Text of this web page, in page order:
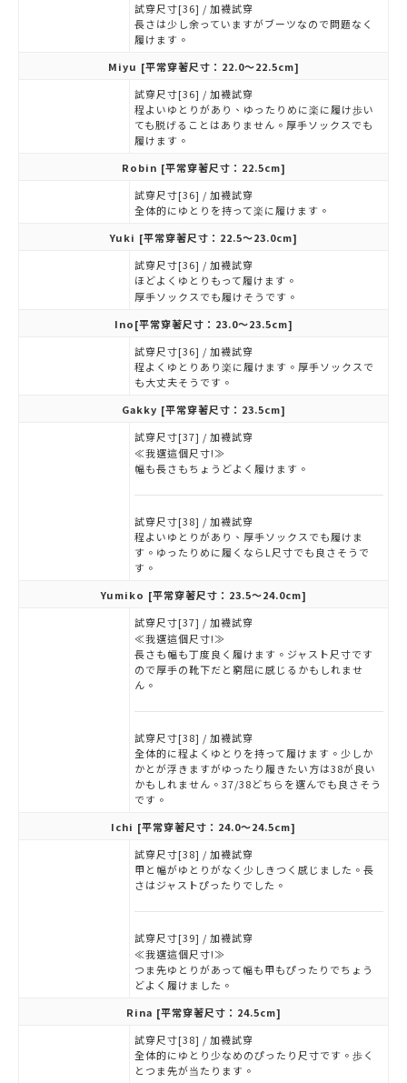
試穿尺寸[36] / 加襪試穿
長さは少し余っていますがブーツなので問題なく
履けます。
Miyu [平常穿著尺寸：22.0～22.5cm]
試穿尺寸[36] / 加襪試穿
程よいゆとりがあり、ゆったりめに楽に履け歩い
ても脱げることはありません。厚手ソックスでも
履けます。
Robin [平常穿著尺寸：22.5cm]
試穿尺寸[36] / 加襪試穿
全体的にゆとりを持って楽に履けます。
Yuki [平常穿著尺寸：22.5～23.0cm]
試穿尺寸[36] / 加襪試穿
ほどよくゆとりもって履けます。
厚手ソックスでも履けそうです。
Ino[平常穿著尺寸：23.0～23.5cm]
試穿尺寸[36] / 加襪試穿
程よくゆとりあり楽に履けます。厚手ソックスで
も大丈夫そうです。
Gakky [平常穿著尺寸：23.5cm]
試穿尺寸[37] / 加襪試穿
≪我選這個尺寸!≫
幅も長さもちょうどよく履けます。
試穿尺寸[38] / 加襪試穿
程よいゆとりがあり、厚手ソックスでも履けま
す。ゆったりめに履くならL尺寸でも良さそうで
す。
Yumiko [平常穿著尺寸：23.5～24.0cm]
試穿尺寸[37] / 加襪試穿
≪我選這個尺寸!≫
長さも幅も丁度良く履けます。ジャスト尺寸です
ので厚手の靴下だと窮屈に感じるかもしれませ
ん。
試穿尺寸[38] / 加襪試穿
全体的に程よくゆとりを持って履けます。少しか
かとが浮きますがゆったり履きたい方は38が良い
かもしれません。37/38どちらを選んでも良さそう
です。
Ichi [平常穿著尺寸：24.0～24.5cm]
試穿尺寸[38] / 加襪試穿
甲と幅がゆとりがなく少しきつく感じました。長
さはジャストぴったりでした。
試穿尺寸[39] / 加襪試穿
≪我選這個尺寸!≫
つま先ゆとりがあって幅も甲もぴったりでちょう
どよく履けました。
Rina [平常穿著尺寸：24.5cm]
試穿尺寸[38] / 加襪試穿
全体的にゆとり少なめのぴったり尺寸です。歩く
とつま先が当たります。